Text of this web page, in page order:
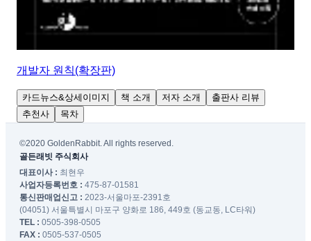
개발자 원칙(확장판)
카드뉴스&상세이미지 책 소개 저자 소개
출판사 리뷰
추천사
목차
©2020 GoldenRabbit. All rights reserved.
골든래빗 주식회사
대표이사 : 최현우
사업자등록번호 : 475-87-01581
통신판매업신고 : 2023-서울마포-2391호
(04051) 서울특별시 마포구 양화로 186, 449호 (동교동, LC타워)
TEL : 0505-398-0505
FAX : 0505-537-0505